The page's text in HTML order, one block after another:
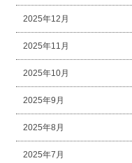
2025年12月
2025年11月
2025年10月
2025年9月
2025年8月
2025年7月